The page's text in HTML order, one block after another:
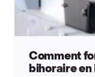
Comment
bihoraire en